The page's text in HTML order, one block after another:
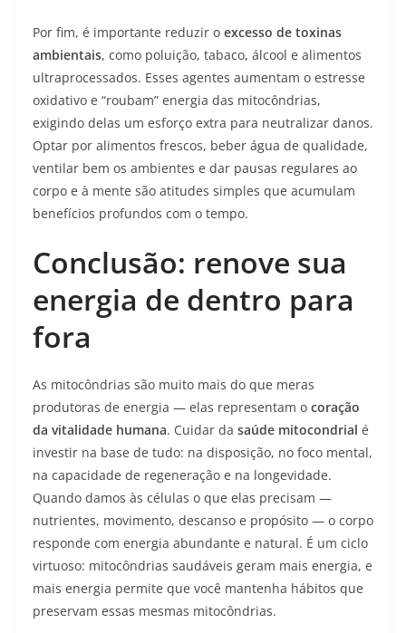
Por fim, é importante reduzir o excesso de toxinas
ambientais, como poluição, tabaco, álcool e alimentos
ultraprocessados. Esses agentes aumentam o estresse
oxidativo e “roubam” energia das mitocôndrias,
exigindo delas um esforço extra para neutralizar danos.
Optar por alimentos frescos, beber água de qualidade,
ventilar bem os ambientes e dar pausas regulares ao
corpo e à mente são atitudes simples que acumulam
benefícios profundos com o tempo.
Conclusão: renove sua
energia de dentro para
fora
As mitocôndrias são muito mais do que meras
produtoras de energia — elas representam o coração
da vitalidade humana. Cuidar da saúde mitocondrial é
investir na base de tudo: na disposição, no foco mental,
na capacidade de regeneração e na longevidade.
Quando damos às células o que elas precisam —
nutrientes, movimento, descanso e propósito — o corpo
responde com energia abundante e natural. É um ciclo
virtuoso: mitocôndrias saudáveis geram mais energia, e
mais energia permite que você mantenha hábitos que
preservam essas mesmas mitocôndrias.